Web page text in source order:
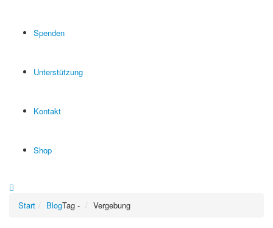
Spenden
Unterstützung
Kontakt
Shop
Start BlogTag - Vergebung